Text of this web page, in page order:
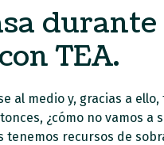
durante
TEA.
al medio y, gracias a
¿cómo no vamos
recursos de